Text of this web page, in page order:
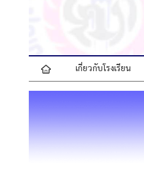
 เกี่ยวกับโรงเรียน